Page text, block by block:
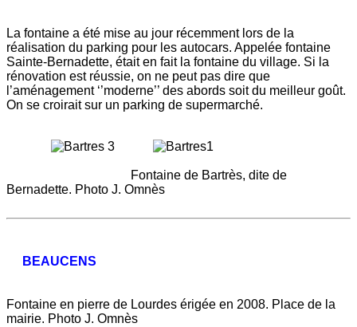
La fontaine a été mise au jour récemment lors de la
réalisation du parking pour les autocars. Appelée fontaine
Sainte-Bernadette, était en fait la fontaine du village. Si la
rénovation est réussie, on ne peut pas dire que
l’aménagement ‘’moderne’’ des abords soit du meilleur goût.
On se croirait sur un parking de supermarché.
Fontaine de Bartrès, dite de
Bernadette. Photo J. Omnès
BEAUCENS
Fontaine en pierre de Lourdes érigée en 2008. Place de la
mairie. Photo J. Omnès